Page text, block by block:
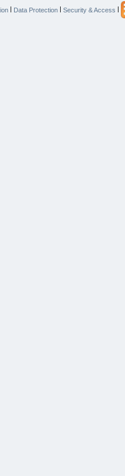
| Data Protection | Security & Access |